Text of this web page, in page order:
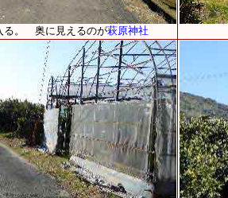
る。 奥に見えるのが萩原神社